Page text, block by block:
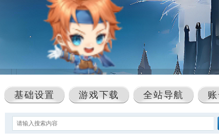
基础设置 游戏下载 全站导航